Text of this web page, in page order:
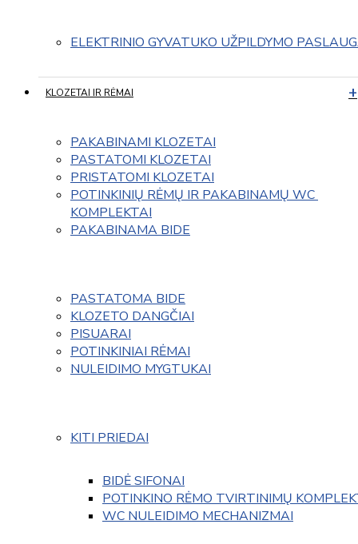
ELEKTRINIO GYVATUKO UŽPILDYMO
KLOZETAI IR RĖMAI
PAKABINAMI KLOZETAI
PASTATOMI KLOZETAI
PRISTATOMI KLOZETAI
POTINKINIŲ RĖMŲ IR PAKABINAMŲ WC
KOMPLEKTAI
PAKABINAMA BIDE
PASTATOMA BIDE
KLOZETO DANGČIAI
PISUARAI
POTINKINIAI RĖMAI
NULEIDIMO MYGTUKAI
KITI PRIEDAI
BIDĖ SIFONAI
POTINKINO RĖMO TVIRTINIMŲ
WC NULEIDIMO MECHANIZMAI